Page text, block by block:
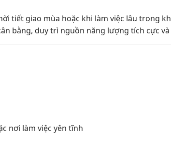
tiết giao mùa hoặc khi làm việc lâu trong
bằng, duy trì nguồn năng lượng tích cực
nơi làm việc yên tĩnh